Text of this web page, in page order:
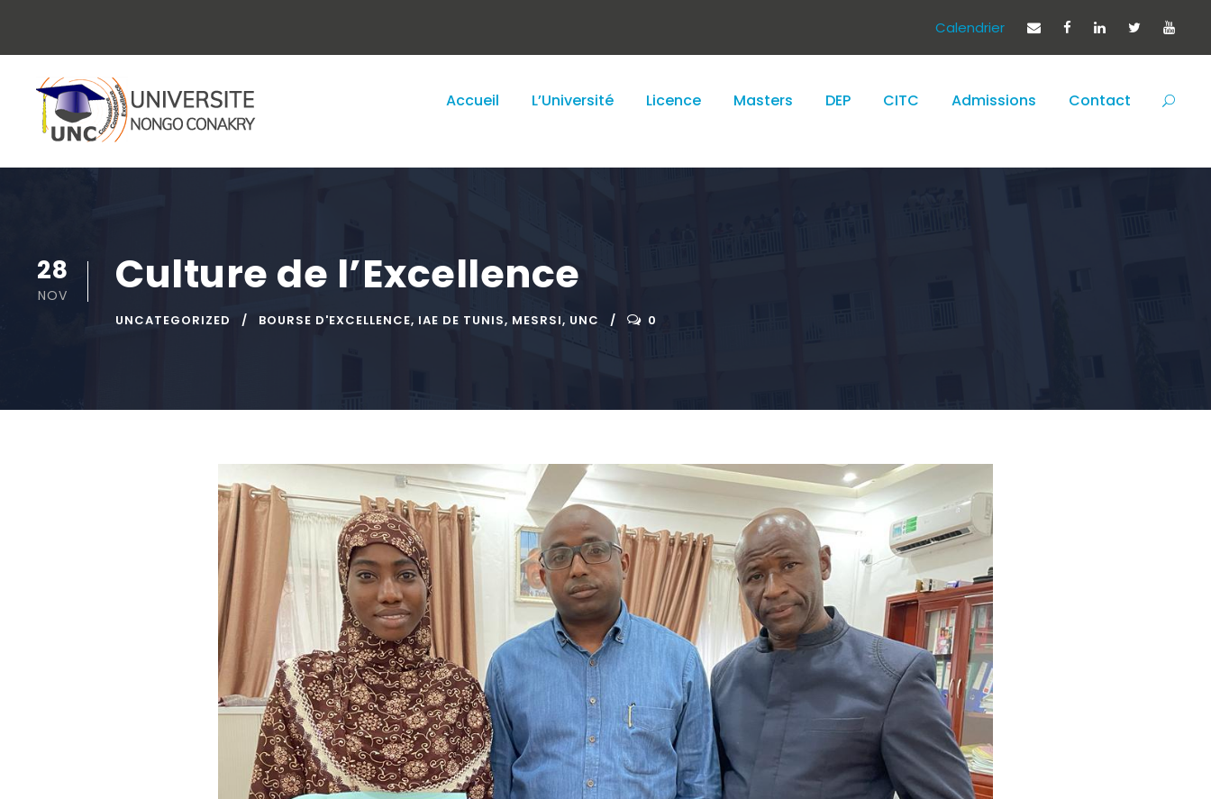
Calendrier
Accueil L’Université Licence Masters DEP CITC Admissions Contact
28
NOV Culture de l’Excellence
UNCATEGORIZED BOURSE D'EXCELLENCE, IAE DE TUNIS, MESRSI, UNC 0